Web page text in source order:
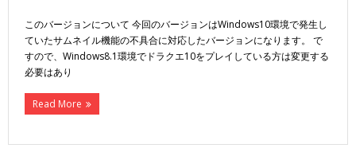
このバージョンについて 今回のバージョンはWindows10環境で発生し
ていたサムネイル機能の不具合に対応したバージョンになります。 で
すので、Windows8.1環境でドラクエ10をプレイしている方は変更する
必要はあり
Read More